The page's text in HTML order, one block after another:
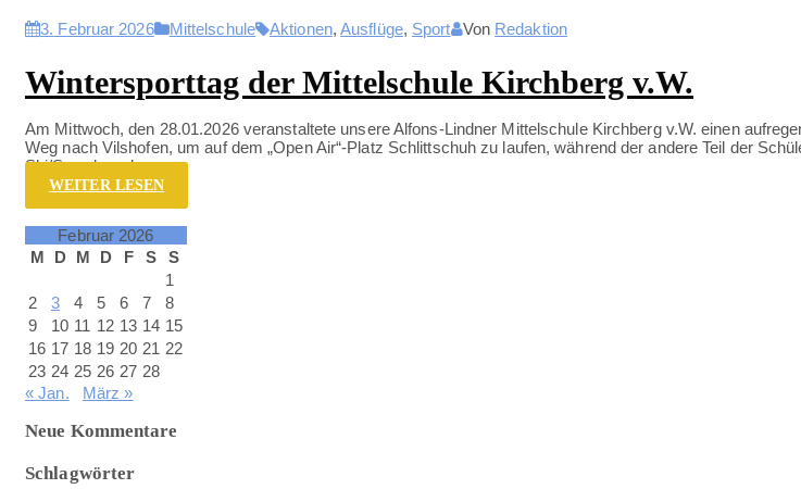
3. Februar 2026 Mittelschule Aktionen,Ausflüge, Sport Von Redaktion
Wintersporttag der Mittelschule Kirchberg v.W.
Am Mittwoch, den 28.01.2026 veranstaltete unsere Alfons-Lindner Mittelschule Kirchberg v.W. einen
Weg nach Vilshofen, um auf dem „Open Air“-Platz Schlittschuh zu laufen, während der andere Teil der
Ski/Snowboard…
WEITER LESEN
Februar 2026
M
D M D F S
S
1
2
3 4 5 6 7
8
9
10 11 12 13 14 15
16 17 18 19 20 21 22
23 24 25 26 27 28
« Jan.
März »
Neue Kommentare
Schlagwörter